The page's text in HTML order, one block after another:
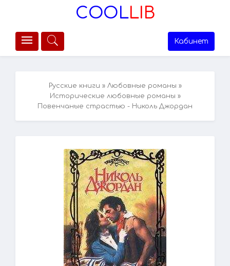
COOLLIB
Кабинет
Русские книги » Любовные романы »
Исторические любовные романы »
Повенчаные страстью - Николь Джордан